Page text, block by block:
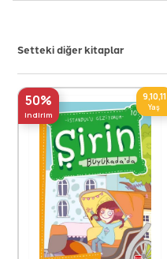
Setteki diğer kitaplar
50%
indirim
9,10,11
Yaş